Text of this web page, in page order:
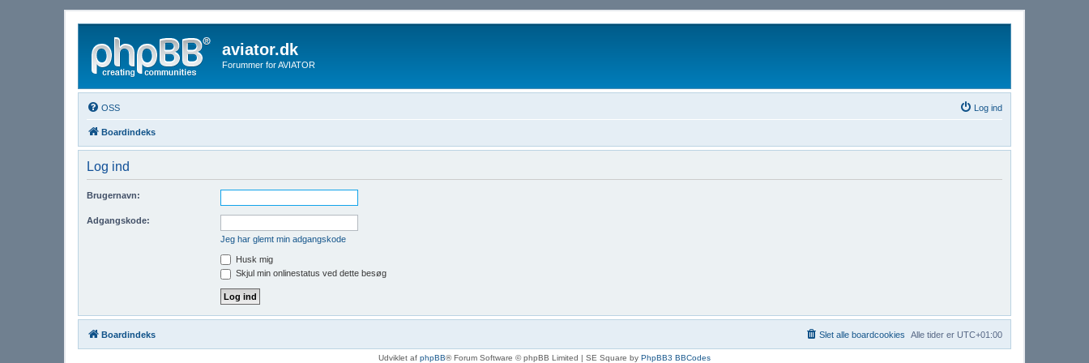
aviator.dk
Forummer for AVIATOR
OSS Log ind
Boardindeks
Log ind
Brugernavn:
Adgangskode:
Jeg har glemt min adgangskode
Husk mig
Skjul min onlinestatus ved dette besøg
Boardindeks Alle tider er UTC+01:00
Slet alle boardcookies
Udviklet af phpBB® Forum Software © phpBB Limited | SE Square by PhpBB3 BBCodes